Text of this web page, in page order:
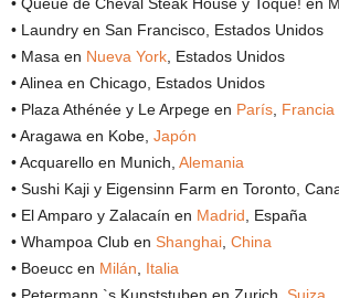
• Laundry en San Francisco, Estados Unidos
• Masa en Nueva York , Estados Unidos
• Alinea en Chicago, Estados Unidos
• Plaza Athénée y Le Arpege en París Francia
• Aragawa en Kobe, Japón
• Acquarello en Munich, Alemania
• Sushi Kaji y Eigensinn Farm en Toronto,
• El Amparo y Zalacaín en Madrid , España
• Whampoa Club en Shanghai China
• Boeucc en Milán
Italia